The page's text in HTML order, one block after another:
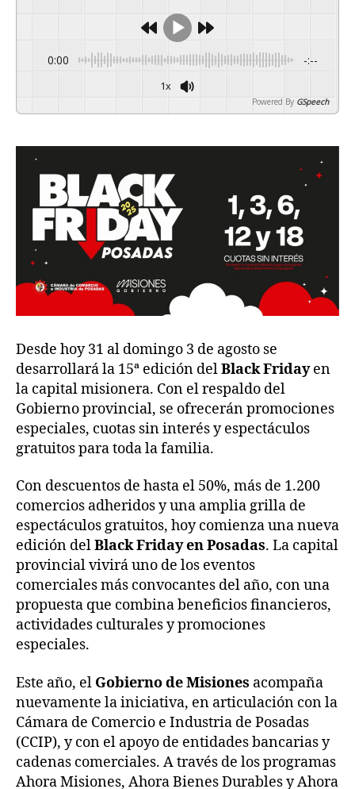
0:00 -:--
1x
Powered By GSpeech
Desde hoy 31 al domingo 3 de agosto se
desarrollará la 15ª edición delBlack Fridayen
la capital misionera. Con el respaldo del
Gobierno provincial, se ofrecerán promociones
especiales, cuotas sin interés y espectáculos
gratuitos para toda la familia.
Con descuentos de hasta el 50%, más de 1.200
comercios adheridos y una amplia grilla de
espectáculos gratuitos, hoy comienza una nueva
edición delBlack Friday en Posadas. La capital
provincial vivirá uno de los eventos
comerciales más convocantes del año, con una
propuesta que combina beneficios financieros,
actividades culturales y promociones
especiales.
Este año, el Gobierno de Misiones acompaña
nuevamente la iniciativa, en articulación con la
Cámara de Comercio e Industria de Posadas
(CCIP), y con el apoyo de entidades bancarias y
cadenas comerciales. A través de los programas
Ahora Misiones, Ahora Bienes Durables y Ahora